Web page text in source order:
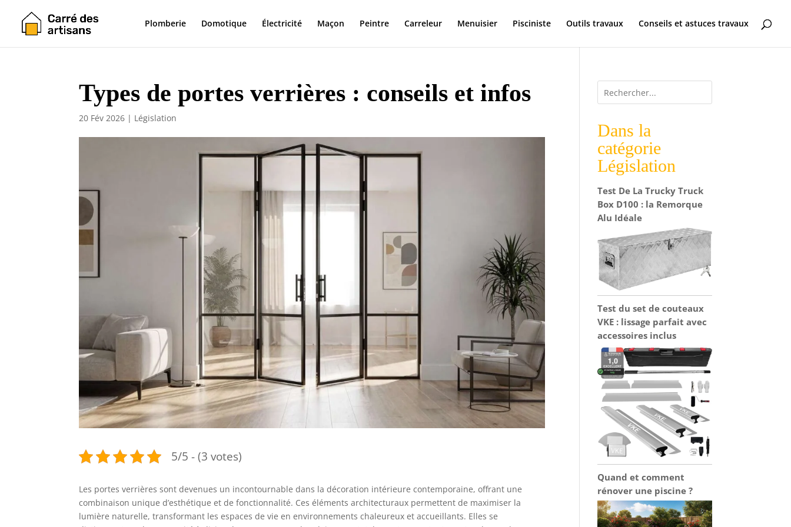
Plomberie Domotique Électricité Maçon Peintre Carreleur Menuisier Pisciniste Outils travaux Conseils et astuces travaux
Types de portes verrières : conseils et infos
20 Fév 2026 | Législation
5/5 - (3 votes)
Les portes verrières sont devenues un incontournable dans la décoration intérieure contemporaine, offrant une
combinaison unique d’esthétique et de fonctionnalité. Ces éléments architecturaux permettent de maximiser la
lumière naturelle, transformant les espaces de vie en environnements chaleureux et accueillants. Elles se
Dans la
catégorie
Législation
Test De La Trucky Truck
Box D100 : la Remorque
Alu Idéale
Test du set de couteaux
VKE : lissage parfait avec
accessoires inclus
Quand et comment
rénover une piscine ?